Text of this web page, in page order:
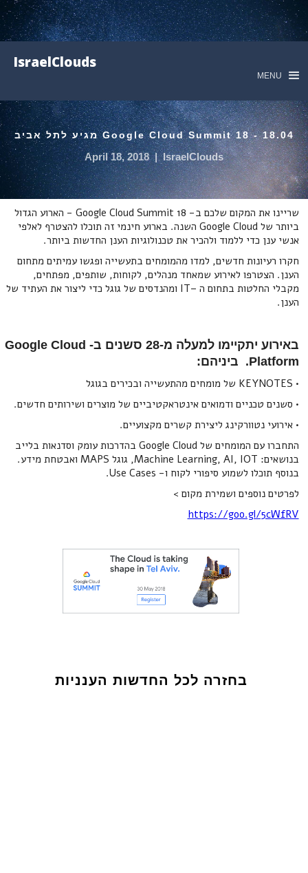
IsraelClouds
MENU
18.04 - Google Cloud Summit 18 מגיע לתל אביב
IsraelClouds
|
April 18, 2018
שריינו את המקום שלכם ב- Google Cloud Summit 18 - הארוע הגדול
ביותר של Google Cloud השנה. בארוע חינמי זה תוכלו להצטרף לאלפי
אנשי ענן כדי ללמוד ולהכיר את טכנולוגיות הענן החדשות ביותר.
חקרו רעיונות חדשים, למדו מהמומחים בתעשייה ופגשו עמיתים מתחום
הענן. הצטרפו לאירוע שמאחד מנהלים, לקוחות, שותפים, מפתחים,
מקבלי החלטות בתחום ה –IT ומהנדסים של גוגל כדי ליצור את העתיד של
הענן.
באירוע יתקיימו למעלה מ-28 סשנים ב- Google Cloud
Platform. ביניהם:
• KEYNOTES של מומחים מהתעשייה ובכירים בגוגל
• סשנים טכניים ודמואים אינטראקטיביים של מוצרים ושירותים חדשים.
• אירועי נטוורקינג ליצירת קשרים מקצועיים.
התחברו עם המומחים של Google Cloud בהדרכות עומק וסדנאות בלייב
בנושאים: Machine Learning, AI, IOT, גוגל MAPS ואבטחת מידע.
בנוסף תוכלו לשמוע סיפורי לקוח ו- Use Cases.
לפרטים נוספים ושמירת מקום >
https://goo.gl/5cWfRV
בחזרה לכל החדשות הענניות